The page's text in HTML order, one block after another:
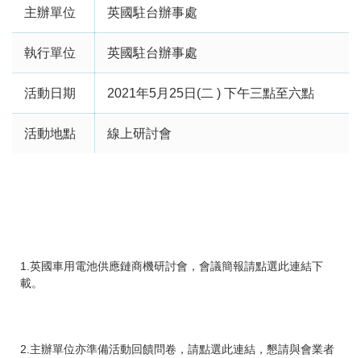
主辦單位 英國駐台辦事處
執行單位 英國駐台辦事處
活動日期 2021年5月25日(二 ) 下午三點至六點
活動地點 線上研討會
1.英國車用電池供應鏈商機研討會，會議簡報請點選此連結下
載。
2.主辦單位亦準備活動回饋問卷，請點選此連結，懇請與會業者